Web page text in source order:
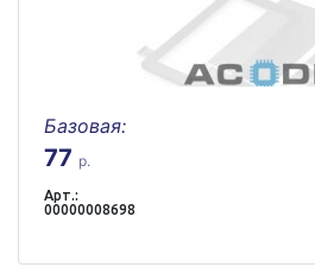
Базовая:
77 р.
Арт.:
00000008698